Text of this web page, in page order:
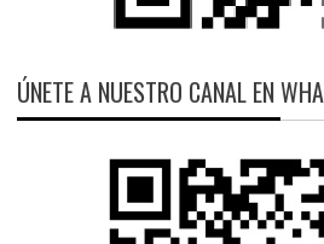
ÚNETE A NUESTRO CANAL EN